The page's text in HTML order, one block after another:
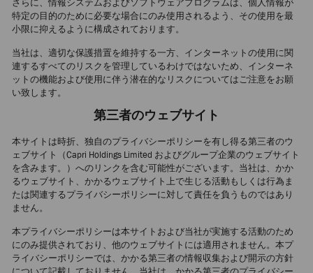
特定の目的のために必要な場合にのみ使用されるよう、その使用を最
小限に抑えるように構成されております。
当社は、適切な保護措置を維持する一方、インターネットの使用に関
連するすべてのリスクを管理しているわけではないため、インターネ
ットの機能および使用に伴う潜在的なリスクについてはご注意をお願
い致します。
第三者のウェブサイト
本サイトは時折、独自のプライバシーポリシーを有し得る第三者のウ
ェブサイト（Capri Holdings Limited およびグループ企業のウェブサイト
を含みます。）へのリンクを含む可能性がございます。当社は、かか
るウェブサイト、かかるウェブサイト上で生じる活動もしくは行為ま
たは関連するプライバシーポリシーに対して責任を負うものではあり
ません。
本プライバシーポリシーは本サイトおよび当社が実施する活動のため
にのみ提供されており、他のウェブサイトには適用されません。本プ
ライバシーポリシーでは、かかる第三者の情報収集および開示の方針